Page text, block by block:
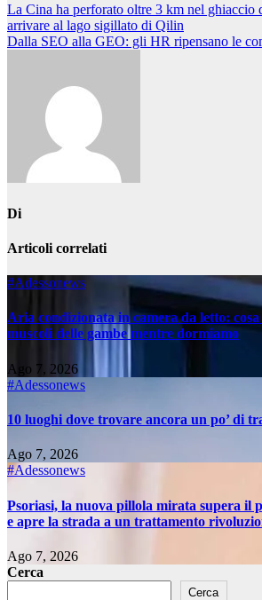
Navigazione
articoli
La Cina ha perforato oltre 3 km nel ghiaccio
arrivare al lago sigillato di Qilin
Dalla SEO alla GEO: gli HR ripensano le
Di
Articoli correlati
#Adessonews
Aria condizionata in camera da letto: cosa
muscoli delle gambe mentre dormiamo
Ago 7, 2026
#Adessonews
10 luoghi dove trovare ancora un po’ di
Ago 7, 2026
#Adessonews
Psoriasi, la nuova pillola mirata supera il
e apre la strada a un trattamento
Ago 7, 2026
Cerca
Cerca